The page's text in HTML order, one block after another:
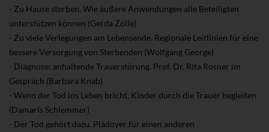
- Zu Hause sterben. Wie äußere Anwendungen alle Beteiligten
unterstützen können (Gerda Zölle)
- Zu viele Verlegungen am Lebensende. Regionale Leitlinien für eine
bessere Versorgung von Sterbenden (Wolfgang George)
- Diagnose: anhaltende Trauerstörung. Prof. Dr. Rita Rosner im
Gespräch (Barbara Knab)
- Wenn der Tod ins Leben bricht. Kinder durch die Trauer begleiten
(Damaris Schlemmer)
- Der Tod gehört dazu. Plädoyer für einen anderen